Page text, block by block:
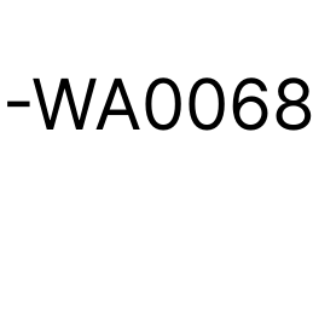
WA0068